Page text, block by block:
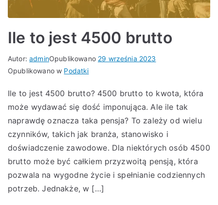
Ile to jest 4500 brutto
Autor:adminOpublikowano 29 września 2023
Opublikowano w Podatki
Ile to jest 4500 brutto? 4500 brutto to kwota, która
może wydawać się dość imponująca. Ale ile tak
naprawdę oznacza taka pensja? To zależy od wielu
czynników, takich jak branża, stanowisko i
doświadczenie zawodowe. Dla niektórych osób 4500
brutto może być całkiem przyzwoitą pensją, która
pozwala na wygodne życie i spełnianie codziennych
potrzeb. Jednakże, w […]